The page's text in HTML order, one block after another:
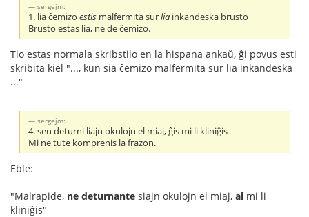
sergejm:
1. lia ĉemizoestis malfermita surlia inkandeska brusto
Brusto estas lia, ne de ĉemizo.
Tio estas normala skribstilo en la hispana ankaŭ, ĝi povus esti
skribita kiel "..., kun sia ĉemizo malfermita sur lia inkandeska
..."
sergejm:
4. sen deturni liajn okulojn el miaj, ĝis mi li kliniĝis
Mi ne tute komprenis la frazon.
Eble:
"Malrapide, ne deturnante siajn okulojn el miaj, al mi li
kliniĝis"